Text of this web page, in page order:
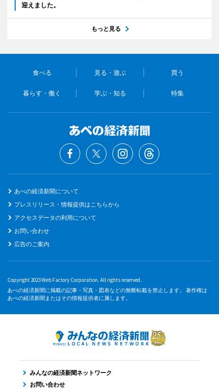
迎えました。
もっと見る
食べる 見る・遊ぶ 買う
暮らす・働く 学ぶ・知る 特集
あべの経済新聞について
プレスリリース・情報提供はこちらから
アクセスデータの利用について
お問い合わせ
広告のご案内
Copyright 2023 Web Factory Corporation. All rights reserved.
あべの経済新聞に掲載の記事・写真・図表などの無断転載を禁止します。 著作権は
あべの経済新聞またはその情報提供者に属します。
みんなの経済新聞ネットワーク
お問い合わせ